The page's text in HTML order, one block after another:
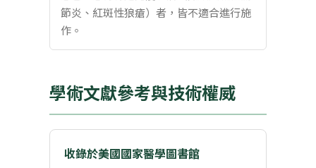
節炎、紅斑性狼瘡）者，皆不適合進行施
作。
學術文獻參考與技術權威
收錄於美國國家醫學圖書館